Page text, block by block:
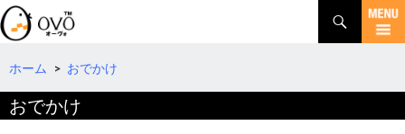
検
索
コ
テ
ツ
へ
ホーム > おでかけ
おでかけ